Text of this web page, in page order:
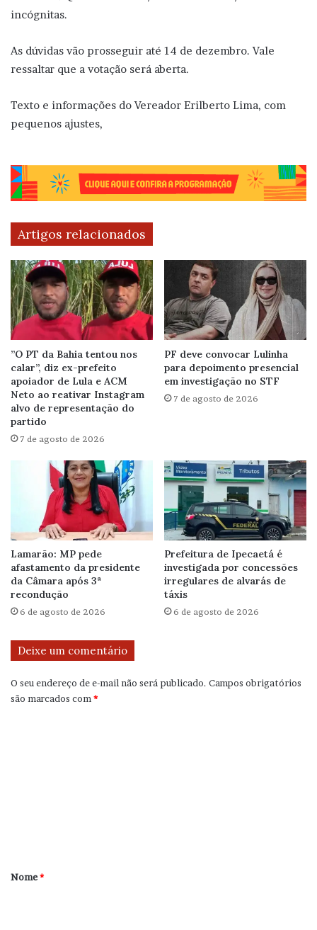
incógnitas.
As dúvidas vão prosseguir até 14 de dezembro. Vale
ressaltar que a votação será aberta.
Texto e informações do Vereador Erilberto Lima, com
pequenos ajustes,
Artigos relacionados
”O PT da Bahia tentou nos
calar”, diz ex-prefeito
apoiador de Lula e ACM
Neto ao reativar Instagram
alvo de representação do
partido
7 de agosto de 2026
PF deve convocar Lulinha
para depoimento presencial
em investigação no STF
7 de agosto de 2026
Lamarão: MP pede
afastamento da presidente
da Câmara após 3ª
recondução
6 de agosto de 2026
Prefeitura de Ipecaetá é
investigada por concessões
irregulares de alvarás de
táxis
6 de agosto de 2026
Deixe um comentário
O seu endereço de e-mail não será publicado. Campos obrigatórios
são marcados com*
r
Nome*